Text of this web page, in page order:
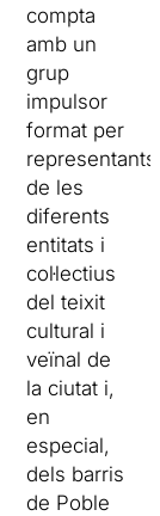
compta
amb un
grup
impulsor
format per
representants
de les
diferents
entitats i
col·lectius
del teixit
cultural i
veïnal de
la ciutat i,
en
especial,
dels barris
de Poble